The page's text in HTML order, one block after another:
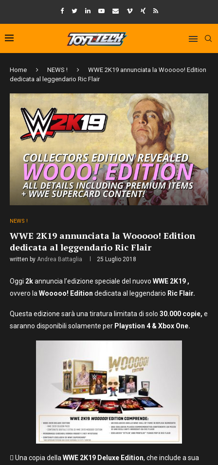
Home NEWS !
WWE 2K19 annunciata la Wooooo! Edition
dedicata al leggendario Ric Flair
NEWS !
WWE 2K19 annunciata la Wooooo! Edition
dedicata al leggendario Ric Flair
written by Andrea Battaglia 25 Luglio 2018
Oggi 2kannuncia l’edizione speciale del nuovo WWE 2K19 ,
ovvero la Wooooo! Edition dedicata al leggendario Ric Flair.
Questa edizione sarà una tiratura limitata di solo 30.000 copie, e
saranno disponibili solamente per Playstion 4 & Xbox One.
 Una copia della WWE 2K19 Deluxe Edition, che include a sua